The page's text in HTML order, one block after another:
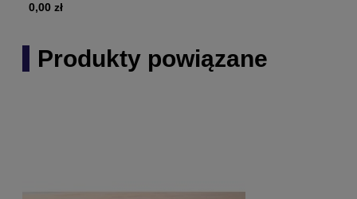
0,00 zł
Produkty powiązane